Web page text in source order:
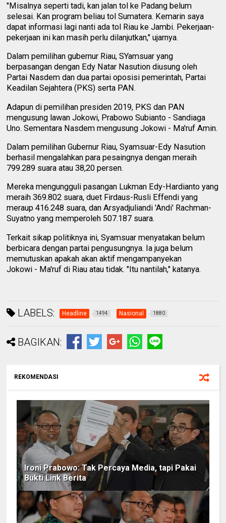
"Misalnya seperti tadi, kan jalan tol ke Padang belum
selesai. Kan program beliau tol Sumatera. Kemarin saya
dapat informasi lagi nanti ada tol Riau ke Jambi. Pekerjaan-
pekerjaan ini kan masih perlu dilanjutkan," ujarnya.
Dalam pemilihan gubernur Riau, SYamsuar yang
berpasangan dengan Edy Natar Nasution diusung oleh
Partai Nasdem dan dua partai oposisi pemerintah, Partai
Keadilan Sejahtera (PKS) serta PAN.
Adapun di pemilihan presiden 2019, PKS dan PAN
mengusung lawan Jokowi, Prabowo Subianto - Sandiaga
Uno. Sementara Nasdem mengusung Jokowi - Ma'ruf Amin.
Dalam pemilihan Gubernur Riau, Syamsuar-Edy Nasution
berhasil mengalahkan para pesaingnya dengan meraih
799.289 suara atau 38,20 persen.
Mereka mengungguli pasangan Lukman Edy-Hardianto yang
meraih 369.802 suara, duet Firdaus-Rusli Effendi yang
meraup 416.248 suara, dan Arsyadjuliandi 'Andi' Rachman-
Suyatno yang memperoleh 507.187 suara.
Terkait sikap politiknya ini, Syamsuar menyatakan belum
berbicara dengan partai pengusungnya. Ia juga belum
memutuskan apakah akan aktif mengampanyekan
Jokowi - Ma'ruf di Riau atau tidak. "Itu nantilah," katanya.
LABELS: Headline 1494 Nasional 1880
BAGIKAN:
REKOMENDASI
Ironi Prabowo: Tak Percaya Media, tapi Pakai
Bukti Link Berita